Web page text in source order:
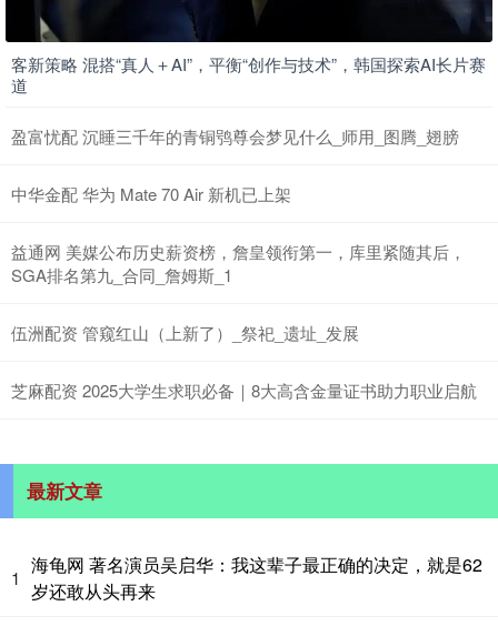
客新策略 混搭“真人＋AI”，平衡“创作与技术”，韩国探索AI长片赛
道
盈富忧配 沉睡三千年的青铜鸮尊会梦见什么_师用_图腾_翅膀
中华金配 华为 Mate 70 Air 新机已上架
益通网 美媒公布历史薪资榜，詹皇领衔第一，库里紧随其后，
SGA排名第九_合同_詹姆斯_1
伍洲配资 管窥红山（上新了）_祭祀_遗址_发展
芝麻配资 2025大学生求职必备｜8大高含金量证书助力职业启航
最新文章
1
海龟网 著名演员吴启华：我这辈子最正确的决定，就是62
岁还敢从头再来